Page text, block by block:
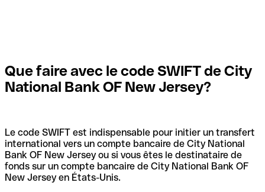
Que faire avec le code SWIFT de City
National Bank OF New Jersey?
Le code SWIFT est indispensable pour initier un transfert
international vers un compte bancaire de City National
Bank OF New Jersey ou si vous êtes le destinataire de
fonds sur un compte bancaire de City National Bank OF
New Jersey en États-Unis.